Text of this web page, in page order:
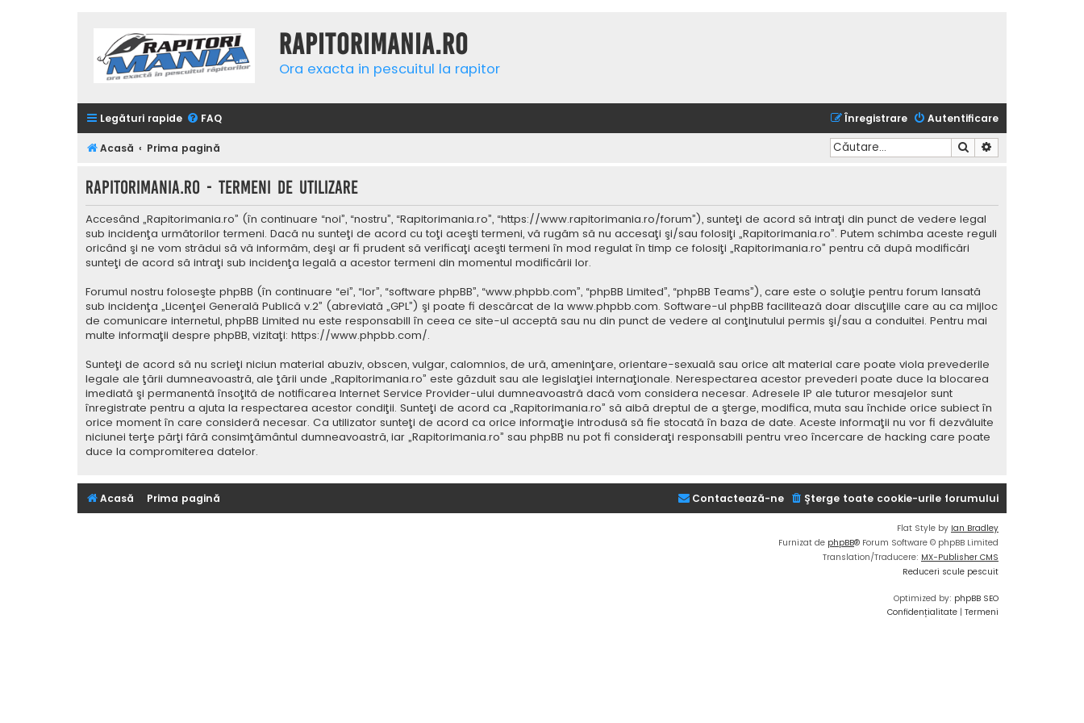
Rapitorimania.ro
Ora exacta in pescuitul la rapitor
Legături rapide FAQ Autentificare
Înregistrare
Acasă Prima pagină Căutare
Rapitorimania.ro - Termeni de utilizare
Accesând „Rapitorimania.ro” (în continuare “noi”, “nostru”, “Rapitorimania.ro”, “https://www.rapitorimania.ro/forum”), sunteţi de acord să intraţi din punct de vedere legal
sub incidenţa următorilor termeni. Dacă nu sunteţi de acord cu toţi aceşti termeni, vă rugăm să nu accesaţi şi/sau folosiţi „Rapitorimania.ro”. Putem schimba aceste reguli
oricând şi ne vom strădui să vă informăm, deşi ar fi prudent să verificaţi aceşti termeni în mod regulat în timp ce folosiţi „Rapitorimania.ro” pentru că după modificări
sunteţi de acord să intraţi sub incidenţa legală a acestor termeni din momentul modificării lor.
Forumul nostru foloseşte phpBB (în continuare “ei”, “lor”, “software phpBB”, “www.phpbb.com”, “phpBB Limited”, “phpBB Teams”), care este o soluţie pentru forum lansată
sub incidenţa „Licenţei Generală Publică v.2” (abreviată „GPL”) şi poate fi descărcat de la www.phpbb.com. Software-ul phpBB facilitează doar discuţiile care au ca mijloc
de comunicare internetul, phpBB Limited nu este responsabill în ceea ce site-ul acceptă sau nu din punct de vedere al conţinutului permis şi/sau a conduitei. Pentru mai
multe informaţii despre phpBB, vizitaţi: https://www.phpbb.com/.
Sunteţi de acord să nu scrieţi niciun material abuziv, obscen, vulgar, calomnios, de ură, ameninţare, orientare-sexuală sau orice alt material care poate viola prevederile
legale ale ţării dumneavoastră, ale ţării unde „Rapitorimania.ro” este găzduit sau ale legislaţiei internaţionale. Nerespectarea acestor prevederi poate duce la blocarea
imediată şi permanentă însoţită de notificarea Internet Service Provider-ului dumneavoastră dacă vom considera necesar. Adresele IP ale tuturor mesajelor sunt
înregistrate pentru a ajuta la respectarea acestor condiţii. Sunteţi de acord ca „Rapitorimania.ro” să aibă dreptul de a şterge, modifica, muta sau închide orice subiect în
orice moment în care consideră necesar. Ca utilizator sunteţi de acord ca orice informaţie introdusă să fie stocată în baza de date. Aceste informaţii nu vor fi dezvăluite
niciunei terţe părţi fără consimţământul dumneavoastră, iar „Rapitorimania.ro” sau phpBB nu pot fi consideraţi responsabili pentru vreo încercare de hacking care poate
duce la compromiterea datelor.
Acasă Prima pagină Şterge toate cookie-urile forumului
Contactează-ne
Flat Style by Ian Bradley
Furnizat de phpBB® Forum Software © phpBB Limited
Translation/Traducere: MX-Publisher CMS
Reduceri scule pescuit
Optimized by: phpBB SEO
Confidențialitate | Termeni